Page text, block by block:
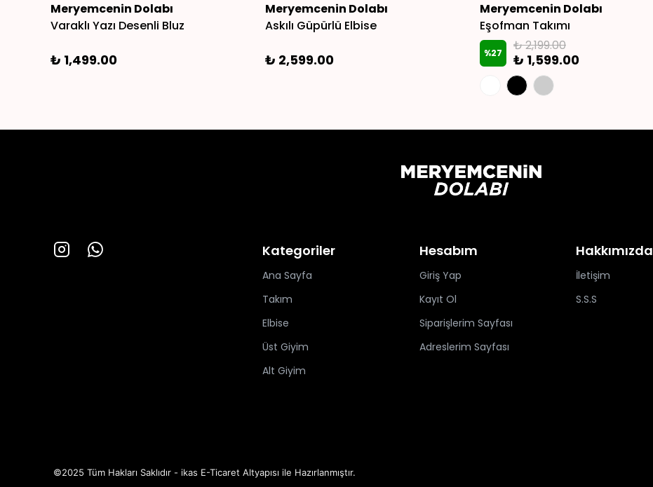
Meryemcenin Dolabı
Varaklı Yazı Desenli Bluz
₺ 1,499.00
Meryemcenin Dolabı
Askılı Güpürlü Elbise
₺ 2,599.00
Meryemcenin Dolabı
Eşofman Takımı
%27 ₺ 2,199.00
₺ 1,599.00
Kategoriler
Ana Sayfa
Takım
Elbise
Üst Giyim
Alt Giyim
Hesabım
Giriş Yap
Kayıt Ol
Siparişlerim Sayfası
Adreslerim Sayfası
Hakkımızda
İletişim
S.S.S
©2025 Tüm Hakları Saklıdır - ikas E-Ticaret Altyapısı ile Hazırlanmıştır.